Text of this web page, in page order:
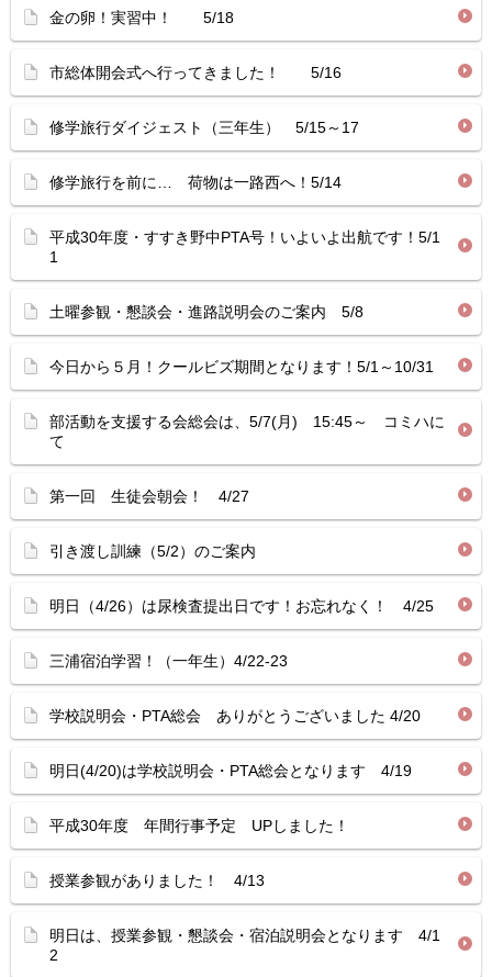
金の卵！実習中！ 5/18
市総体開会式へ行ってきました！ 5/16
修学旅行ダイジェスト（三年生） 5/15～17
修学旅行を前に… 荷物は一路西へ！5/14
平成30年度・すすき野中PTA号！いよいよ出航です！5/1
1
土曜参観・懇談会・進路説明会のご案内 5/8
今日から５月！クールビズ期間となります！5/1～10/31
部活動を支援する会総会は、5/7(月) 15:45～ コミハに
て
第一回 生徒会朝会！ 4/27
引き渡し訓練（5/2）のご案内
明日（4/26）は尿検査提出日です！お忘れなく！ 4/25
三浦宿泊学習！（一年生）4/22-23
学校説明会・PTA総会 ありがとうございました 4/20
明日(4/20)は学校説明会・PTA総会となります 4/19
平成30年度 年間行事予定 UPしました！
授業参観がありました！ 4/13
明日は、授業参観・懇談会・宿泊説明会となります 4/1
2